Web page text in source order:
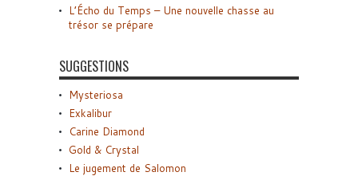
L’Écho du Temps – Une nouvelle chasse au
trésor se prépare
SUGGESTIONS
Mysteriosa
Exkalibur
Carine Diamond
Gold & Crystal
Le jugement de Salomon